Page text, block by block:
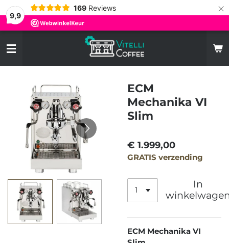
9,9
169 Reviews ×
ECM
Mechanika VI
Slim
€ 1.999,00
GRATIS verzending
In
ECM Mechanika VI